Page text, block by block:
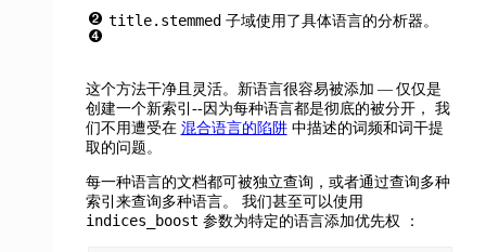
title.stemmed 子域使用了具体语言的分析器。
这个方法干净且灵活。新语言很容易被添加 — 仅仅是
创建一个新索引--因为每种语言都是彻底的被分开， 我
们不用遭受在 混合语言的陷阱中描述的词频和词干提
取的问题。
每一种语言的文档都可被独立查询，或者通过查询多种
索引来查询多种语言。 我们甚至可以使用
indices_boost 参数为特定的语言添加优先权 ：